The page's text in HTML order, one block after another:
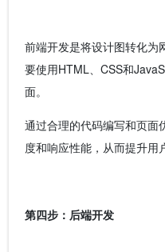
前端开发是将设计图转化为
要使用HTML、CSS和
面。
通过合理的代码编写和页面
度和响应性能，从而提升用
第四步：后端开发